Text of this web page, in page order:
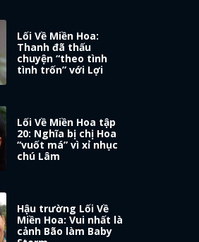
Lối Về Miền Hoa:
Thanh đã thấu
chuyện “theo tình
tình trốn” với Lợi
Lối Về Miền Hoa tập
20: Nghĩa bị chị Hoa
“vuốt má” vì xỉ nhục
chú Lâm
Hậu trường Lối Về
Miền Hoa: Vui nhất là
cảnh Bão làm Baby